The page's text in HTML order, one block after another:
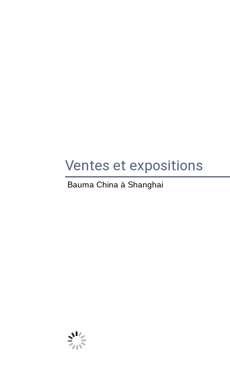
Ventes et expositions
Bauma China à Shanghai